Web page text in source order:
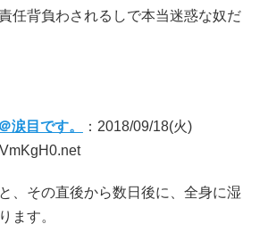
任背負わされるしで本当迷惑な奴だ
涙目です。
：2018/09/18(火)
、その直後から数日後に、全身に湿
ます。